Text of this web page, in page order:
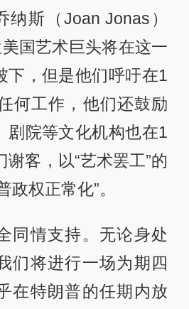
纳斯（Joan Jonas）
国艺术巨头将在这一
下，但是他们呼吁在1
何工作，他们还鼓励
剧院等文化机构也在1
谢客，以“艺术罢工”的
政权正常化”。
同情支持。无论身处
们将进行一场为期四
在特朗普的任期内放